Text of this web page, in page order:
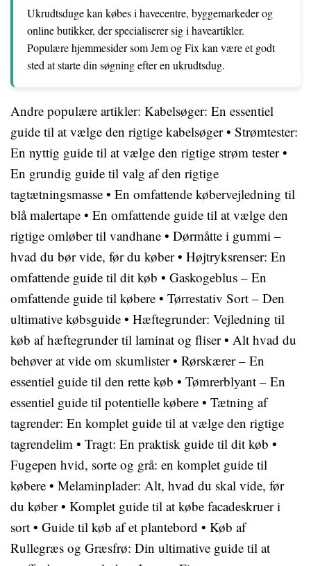
Ukrudtsduge kan købes i havecentre, byggemarkeder og
online butikker, der specialiserer sig i haveartikler.
Populære hjemmesider som Jem og Fix kan være et godt
sted at starte din søgning efter en ukrudtsdug.
Andre populære artikler: Kabelsøger: En essentiel
guide til at vælge den rigtige kabelsøger• Strømtester:
En nyttig guide til at vælge den rigtige strøm tester•
En grundig guide til valg af den rigtige
tagtætningsmasse • En omfattende købervejledning til
blå malertape • En omfattende guide til at vælge den
rigtige omløber til vandhane • Dørmåtte i gummi –
hvad du bør vide, før du køber• Højtryksrenser: En
omfattende guide til dit køb • Gaskogeblus – En
omfattende guide til købere • Tørrestativ Sort – Den
ultimative købsguide • Hæftegrunder: Vejledning til
køb af hæftegrunder til laminat og fliser• Alt hvad du
behøver at vide om skumlister• Rørskærer – En
essentiel guide til den rette køb • Tømrerblyant – En
essentiel guide til potentielle købere • Tætning af
tagrender: En komplet guide til at vælge den rigtige
tagrendelim • Tragt: En praktisk guide til dit køb •
Fugepen hvid, sorte og grå: en komplet guide til
købere • Melaminplader: Alt, hvad du skal vide, før
du køber• Komplet guide til at købe facadeskruer i
sort • Guide til køb af et plantebord • Køb af
Rullegræs og Græsfrø: Din ultimative guide til at